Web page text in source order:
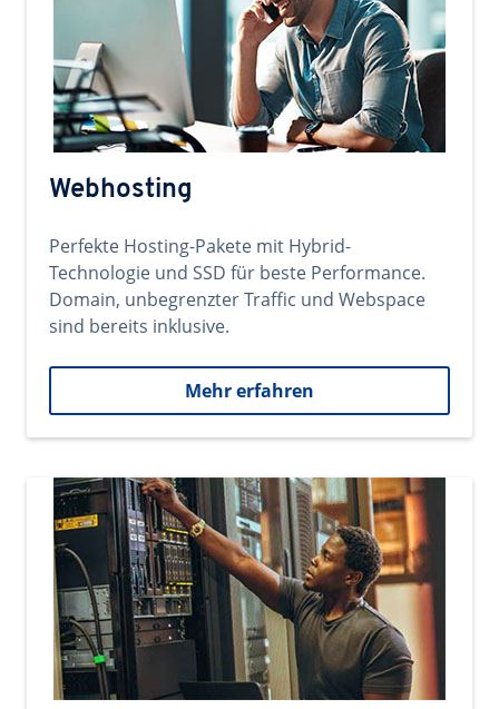
Webhosting
Perfekte Hosting-Pakete mit Hybrid-
Technologie und SSD für beste Performance.
Domain, unbegrenzter Traffic und Webspace
sind bereits inklusive.
Mehr erfahren